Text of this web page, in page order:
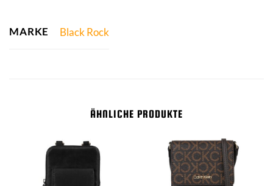
MARKE Black Rock
ÄHNLICHE PRODUKTE